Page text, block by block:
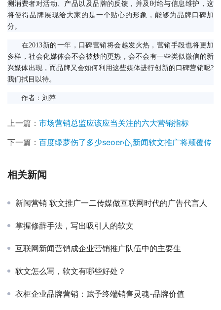
测消费者对活动、产品以及品牌的反馈，并及时给与信息维护，这
将使得品牌展现给大家的是一个贴心的形象，能够为品牌口碑加
分。
在2013新的一年，口碑营销将会越发火热，营销手段也将更加
多样，社会化媒体会不会被炒的更热，会不会有一些类似微信的新
兴媒体出现，而品牌又会如何利用这些媒体进行创新的口碑营销呢?
我们拭目以待。
作者：刘萍
上一篇： 市场营销总监应该应当关注的六大营销指标
下一篇： 百度绿萝伤了多少seoer心,新闻软文推广将颠覆传
相关新闻
新闻营销 软文推广一二传媒做互联网时代的广告代言人
掌握修辞手法，写出吸引人的软文
互联网新闻营销成企业营销推广队伍中的主要生
软文怎么写，软文有哪些好处？
衣柜企业品牌营销：赋予终端销售灵魂-品牌价值